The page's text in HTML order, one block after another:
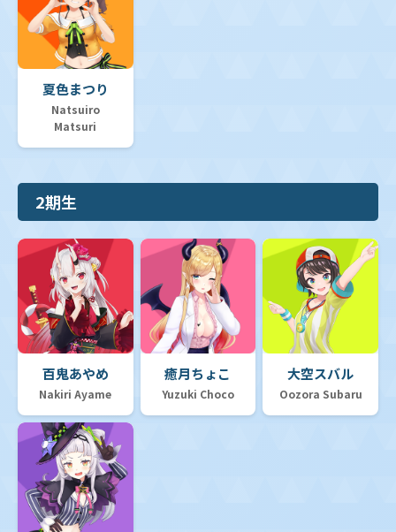
夏色まつり
Natsuiro
Matsuri
2期生
百鬼あやめ
Nakiri Ayame
癒月ちょこ
Yuzuki Choco
大空スバル
Oozora Subaru